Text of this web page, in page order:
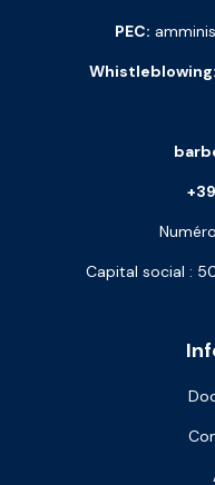
PEC:
Whistleblowing:
Capital social :